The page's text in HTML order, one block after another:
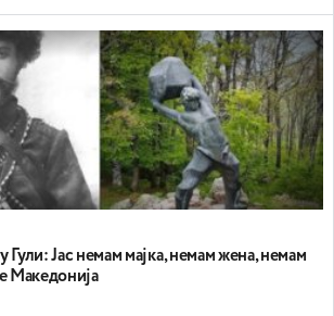
Јас немам мајка, немам жена, немам
е Македонија